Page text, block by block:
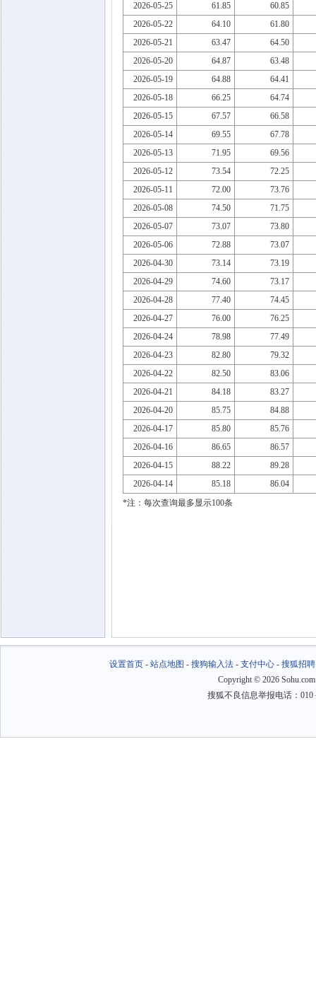
2026-05-25
61.85
60.85
2026-05-22
64.10
61.80
2026-05-21
63.47
64.50
2026-05-20
64.87
63.48
2026-05-19
64.88
64.41
2026-05-18
66.25
64.74
2026-05-15
67.57
66.58
2026-05-14
69.55
67.78
2026-05-13
71.95
69.56
2026-05-12
73.54
72.25
2026-05-11
72.00
73.76
2026-05-08
74.50
71.75
2026-05-07
73.07
73.80
2026-05-06
72.88
73.07
2026-04-30
73.14
73.19
2026-04-29
74.60
73.17
2026-04-28
77.40
74.45
2026-04-27
76.00
76.25
2026-04-24
78.98
77.49
2026-04-23
82.80
79.32
2026-04-22
82.50
83.06
2026-04-21
84.18
83.27
2026-04-20
85.75
84.88
2026-04-17
85.80
85.76
2026-04-16
86.65
86.57
2026-04-15
88.22
89.28
2026-04-14
85.18
86.04
*注：每次查询最多显示100条
设置首页- 站点地图 - 搜狗输入法- 支付中心- 搜狐招聘
Copyright © 2026
搜狐不良信息举报电话：010